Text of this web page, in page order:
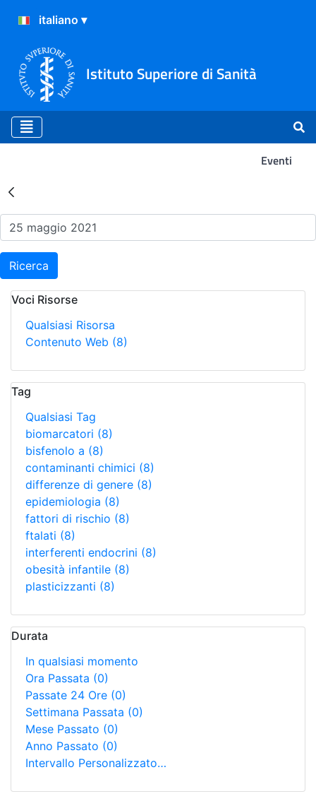
Istituto Superiore di Sanità
Eventi
Risultati della Ricerca -
Ricerca
Voci Risorse
Qualsiasi Risorsa
Contenuto Web (8)
Tag
Qualsiasi Tag
biomarcatori (8)
bisfenolo a (8)
contaminanti chimici (8)
differenze di genere (8)
epidemiologia (8)
fattori di rischio (8)
ftalati (8)
interferenti endocrini (8)
obesità infantile (8)
plasticizzanti (8)
Durata
In qualsiasi momento
Ora Passata (0)
Passate 24 Ore (0)
Settimana Passata (0)
Mese Passato (0)
Anno Passato (0)
Intervallo Personalizzato…